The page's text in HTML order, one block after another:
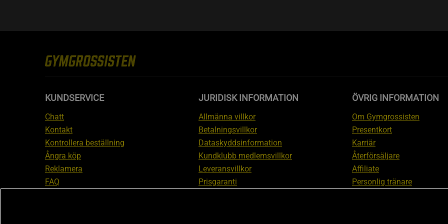
KUNDSERVICE
Chatt
Kontakt
Kontrollera beställning
Ångra köp
Reklamera
FAQ
JURIDISK INFORMATION
Allmänna villkor
Betalningsvillkor
Dataskyddsinformation
Kundklubb medlemsvillkor
Leveransvillkor
Prisgaranti
ÖVRIG INFORMATION
Om Gymgrossisten
Presentkort
Karriär
Återförsäljare
Affiliate
Personlig tränare